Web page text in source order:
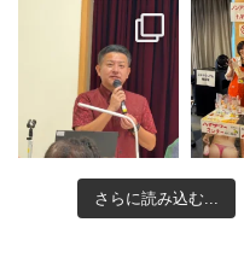
さらに読み込む...